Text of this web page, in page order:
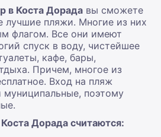
в Коста Дорада вы сможете
лучшие пляжи. Многие из них
флагом. Все они имеют
спуск в воду, чистейшее
кафе, бары,
Причем, многое из
Вход на пляж
муниципальные, поэтому
Дорада считаются: